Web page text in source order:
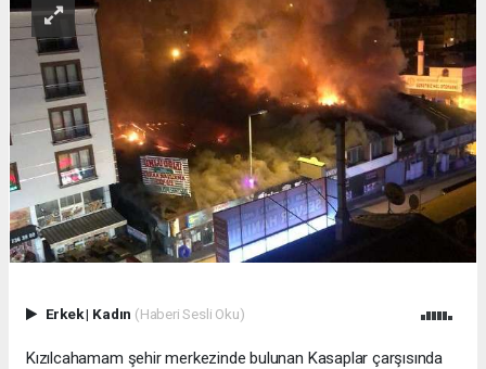
Erkek| Kadın (Haberi Sesli Oku)
Kızılcahamam şehir merkezinde bulunan Kasaplar çarşısında